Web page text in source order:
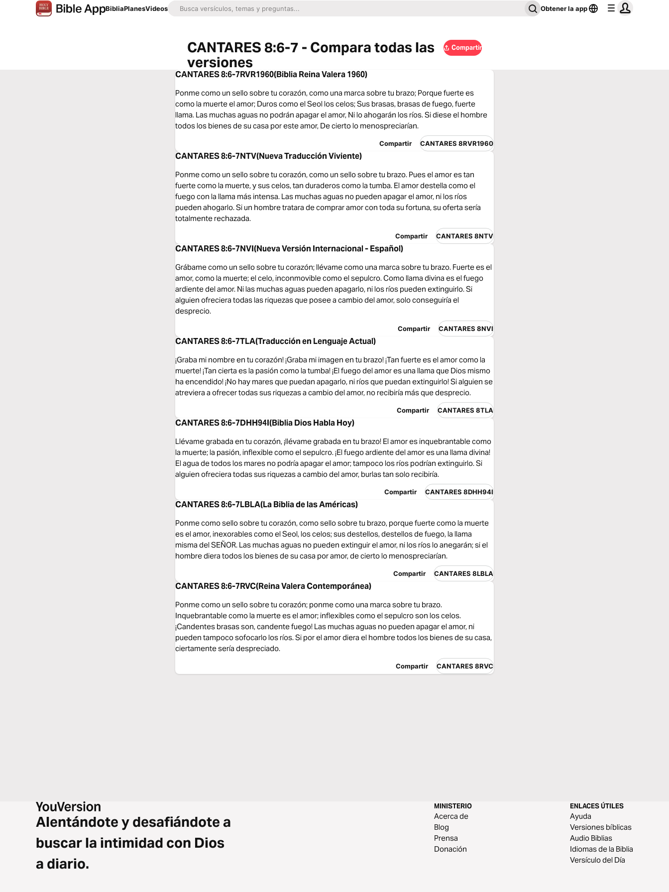
BibliaPlanesVideos Obtener la app
CANTARES 8:6-7 - Compara todas las
versiones
Compartir
CANTARES 8:6-7RVR1960(Biblia Reina Valera 1960)
Ponme como un sello sobre tu corazón, como una marca sobre tu brazo; Porque fuerte es
como la muerte el amor; Duros como el Seol los celos; Sus brasas, brasas de fuego, fuerte
llama. Las muchas aguas no podrán apagar el amor, Ni lo ahogarán los ríos. Si diese el hombre
todos los bienes de su casa por este amor, De cierto lo menospreciarían.
Compartir CANTARES 8RVR1960
CANTARES 8:6-7NTV(Nueva Traducción Viviente)
Ponme como un sello sobre tu corazón, como un sello sobre tu brazo. Pues el amor es tan
fuerte como la muerte, y sus celos, tan duraderos como la tumba. El amor destella como el
fuego con la llama más intensa. Las muchas aguas no pueden apagar el amor, ni los ríos
pueden ahogarlo. Si un hombre tratara de comprar amor con toda su fortuna, su oferta sería
totalmente rechazada.
Compartir CANTARES 8NTV
CANTARES 8:6-7NVI(Nueva Versión Internacional - Español)
Grábame como un sello sobre tu corazón; llévame como una marca sobre tu brazo. Fuerte es el
amor, como la muerte; el celo, inconmovible como el sepulcro. Como llama divina es el fuego
ardiente del amor. Ni las muchas aguas pueden apagarlo, ni los ríos pueden extinguirlo. Si
alguien ofreciera todas las riquezas que posee a cambio del amor, solo conseguiría el
desprecio.
Compartir CANTARES 8NVI
CANTARES 8:6-7TLA(Traducción en Lenguaje Actual)
¡Graba mi nombre en tu corazón! ¡Graba mi imagen en tu brazo! ¡Tan fuerte es el amor como la
muerte! ¡Tan cierta es la pasión como la tumba! ¡El fuego del amor es una llama que Dios mismo
ha encendido! ¡No hay mares que puedan apagarlo, ni ríos que puedan extinguirlo! Si alguien se
atreviera a ofrecer todas sus riquezas a cambio del amor, no recibiría más que desprecio.
Compartir CANTARES 8TLA
CANTARES 8:6-7DHH94I(Biblia Dios Habla Hoy)
Llévame grabada en tu corazón, ¡llévame grabada en tu brazo! El amor es inquebrantable como
la muerte; la pasión, inflexible como el sepulcro. ¡El fuego ardiente del amor es una llama divina!
El agua de todos los mares no podría apagar el amor; tampoco los ríos podrían extinguirlo. Si
alguien ofreciera todas sus riquezas a cambio del amor, burlas tan solo recibiría.
Compartir CANTARES 8DHH94I
CANTARES 8:6-7LBLA(La Biblia de las Américas)
Ponme como sello sobre tu corazón, como sello sobre tu brazo, porque fuerte como la muerte
es el amor, inexorables como el Seol, los celos; sus destellos, destellos de fuego, la llama
misma del SEÑOR. Las muchas aguas no pueden extinguir el amor, ni los ríos lo anegarán; si el
hombre diera todos los bienes de su casa por amor, de cierto lo menospreciarían.
Compartir CANTARES 8LBLA
CANTARES 8:6-7RVC(Reina Valera Contemporánea)
Ponme como un sello sobre tu corazón; ponme como una marca sobre tu brazo.
Inquebrantable como la muerte es el amor; inflexibles como el sepulcro son los celos.
¡Candentes brasas son, candente fuego! Las muchas aguas no pueden apagar el amor, ni
pueden tampoco sofocarlo los ríos. Si por el amor diera el hombre todos los bienes de su casa,
ciertamente sería despreciado.
Compartir CANTARES 8RVC
Alentándote y desafiándote a
buscar la intimidad con Dios
a diario.
MINISTERIO
Acerca de
Blog
Prensa
Donación
ENLACES ÚTILES
Ayuda
Versiones bíblicas
Audio Biblias
Idiomas de la Biblia
Versículo del Día